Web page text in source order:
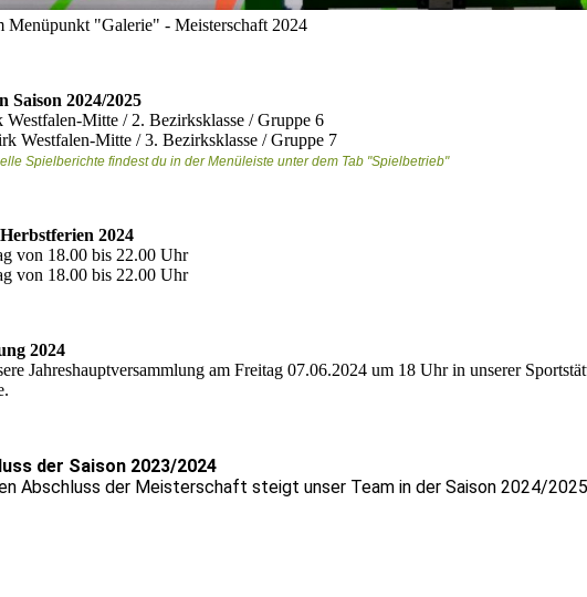
Menüpunkt "Galerie" - Meisterschaft 2024
Saison 2024/2025
Westfalen-Mitte / 2. Bezirksklasse / Gruppe 6
Westfalen-Mitte / 3. Bezirksklasse / Gruppe 7
Spielberichte findest du in der Menüleiste unter dem Tab "Spielbetrieb"
2024
18.00 bis 22.00 Uhr
18.00 bis 22.00 Uhr
2024
Jahreshauptversammlung am Freitag 07.06.2024 um 18 Uhr in unserer
der Saison 2023/2024
Abschluss der Meisterschaft steigt unser Team in der Saison 2024/